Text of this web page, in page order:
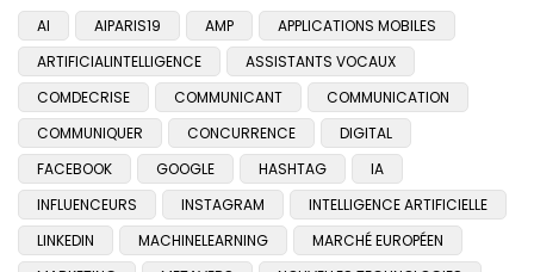
AI AIPARIS19 AMP
APPLICATIONS MOBILES
ARTIFICIALINTELLIGENCE
ASSISTANTS VOCAUX
COMDECRISE
COMMUNICANT
COMMUNICATION
COMMUNIQUER
CONCURRENCE
DIGITAL
FACEBOOK
GOOGLE HASHTAG
IA
INFLUENCEURS
INSTAGRAM
INTELLIGENCE ARTIFICIELLE
LINKEDIN
MACHINELEARNING
MARCHÉ EUROPÉEN